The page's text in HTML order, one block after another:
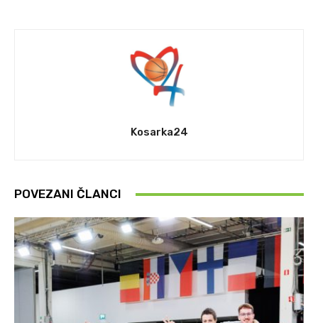
Kosarka24
POVEZANI ČLANCI